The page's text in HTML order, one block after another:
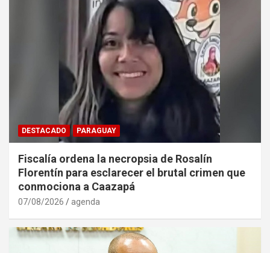
DESTACADO PARAGUAY
Fiscalía ordena la necropsia de Rosalín
Florentín para esclarecer el brutal crimen que
conmociona a Caazapá
07/08/2026 agenda